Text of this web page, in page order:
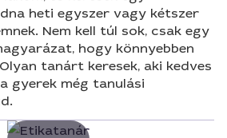
heti egyszer vagy kétszer
Nem kell túl sok, csak egy
hogy könnyebben
tanárt keresek, aki kedves
gyerek még tanulási